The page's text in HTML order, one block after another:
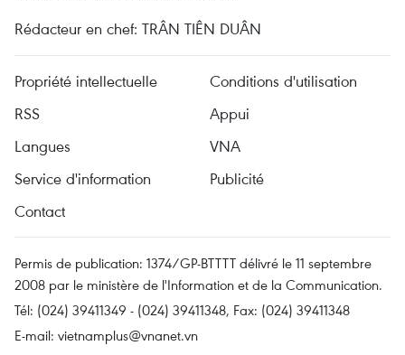
Rédacteur en chef: TRÂN TIÊN DUÂN
Propriété intellectuelle
Conditions d'utilisation
RSS
Appui
Langues
VNA
Service d'information
Publicité
Contact
Permis de publication: 1374/GP-BTTTT délivré le 11 septembre
2008 par le ministère de l'Information et de la Communication.
Tél: (024) 39411349 - (024) 39411348, Fax: (024) 39411348
E-mail: vietnamplus@vnanet.vn